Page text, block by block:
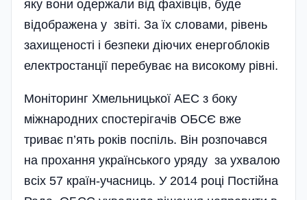
яку вони одержали від фахівців, буде
відображена у звіті. За їх словами, рівень
захищеності і безпеки діючих енергоблоків
електростанції перебуває на високому рівні.
Моніторинг Хмельницької АЕС з боку
міжнародних спостерігачів ОБСЄ вже
триває п’ять років поспіль. Він розпочався
на прохання українського уряду за ухвалою
всіх 57 країн-учасниць. У 2014 році Постійна